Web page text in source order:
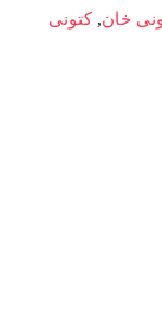
خان,کتونی